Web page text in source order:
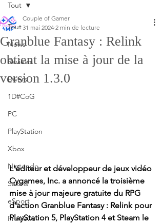
Tout
News
Reviews
Divers
1D#CoG
PC
PlayStation
Xbox
Nintendo
Salons
eSport
Previews
Tout
Granblue Fantasy : Relink
obtient la mise à jour de la
version 1.3.0
Couple of Gamer
31 mai 2024 2 min de lecture
L'éditeur et développeur de jeux vidéo
Cygames, Inc. a annoncé la troisième
mise à jour majeure gratuite du RPG
d'action Granblue Fantasy : Relink pour
PlayStation 5, PlayStation 4 et Steam le